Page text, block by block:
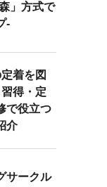
」方式で
-
着を図
得・定
で役立つ
介
サークル